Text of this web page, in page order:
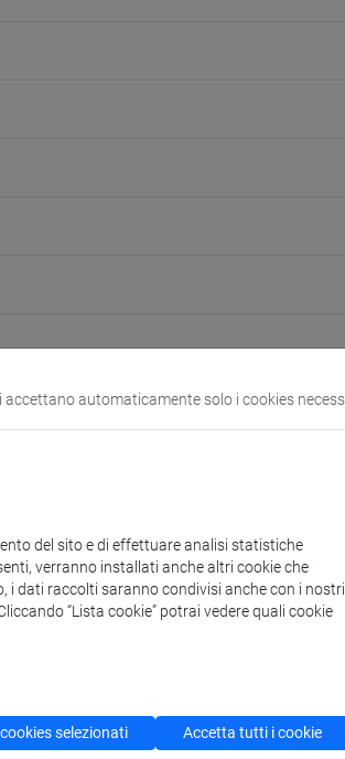
automaticamente solo i cookies
del sito e di effettuare analisi statistiche
verranno installati anche altri cookie che
i dati raccolti saranno condivisi anche con i nostri
“Lista cookie” potrai vedere quali cookie
selezionati Accetta tutti i cookie